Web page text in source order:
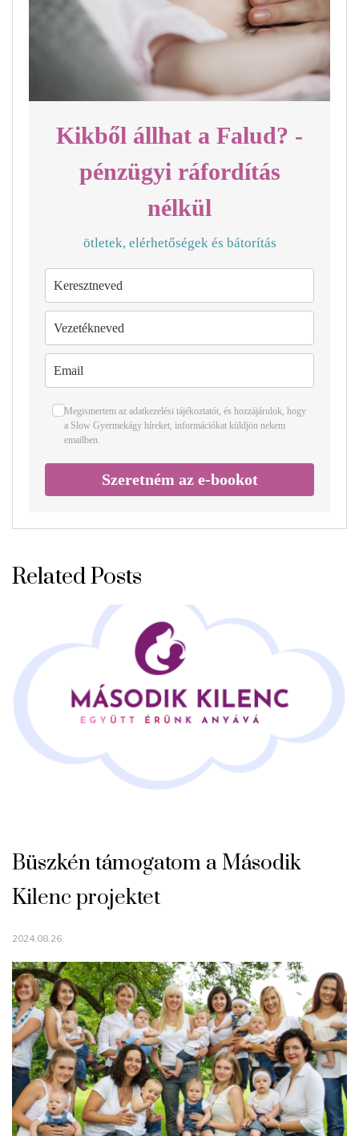
Kikből állhat a Falud? -
pénzügyi ráfordítás
nélkül
ötletek, elérhetőségek és bátorítás
Megismertem az adatkezelési tájékoztatót, és hozzájárulok, hogy
a Slow Gyermekágy híreket, információkat küldjön nekem
emailben.
Szeretném az e-bookot
Related Posts
Büszkén támogatom a Második
Kilenc projektet
2024.08.26.